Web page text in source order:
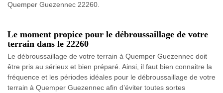
Quemper Guezennec 22260.
Le moment propice pour le débroussaillage de votre
terrain dans le 22260
Le débroussaillage de votre terrain à Quemper Guezennec doit
être pris au sérieux et bien préparé. Ainsi, il faut bien connaitre la
fréquence et les périodes idéales pour le débroussaillage de votre
terrain à Quemper Guezennec afin d’éviter toutes sortes